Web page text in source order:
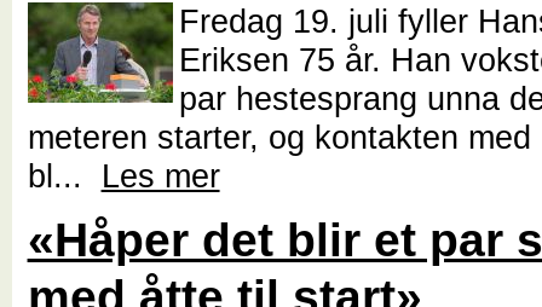
Fredag 19. juli fyller
Eriksen 75 år. Han
par hestesprang unna
meteren starter, og kontakten
bl... Les mer
«Håper det blir et par
med åtte til start»